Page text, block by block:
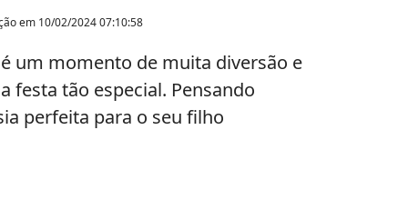
em 10/02/2024 07:10:58
um momento de muita diversão e
festa tão especial. Pensando
perfeita para o seu filho